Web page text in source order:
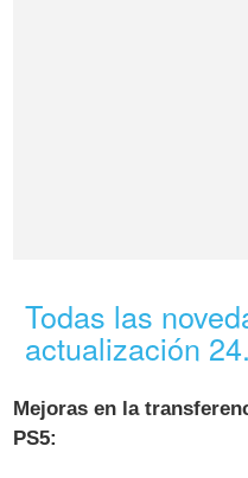
Todas las
actualización
Mejoras en la
PS5: